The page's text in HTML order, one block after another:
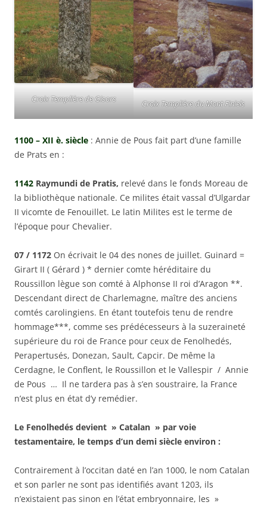
Croix Templière de Gisors Croix Templière du Mont Finiels
1100 – XII è. siècle : Annie de Pous fait part d’une famille
de Prats en :
1142 Raymundi de Pratis, relevé dans le fonds Moreau de
la bibliothèque nationale. Ce milites était vassal d’Ulgardar
II vicomte de Fenouillet. Le latin Milites est le terme de
l’époque pour Chevalier.
07 / 1172 On écrivait le 04 des nones de juillet. Guinard =
Girart II ( Gérard ) * dernier comte héréditaire du
Roussillon lègue son comté à Alphonse II roi d’Aragon **.
Descendant direct de Charlemagne, maître des anciens
comtés carolingiens. En étant toutefois tenu de rendre
hommage***, comme ses prédécesseurs à la suzeraineté
supérieure du roi de France pour ceux de Fenolhedés,
Perapertusés, Donezan, Sault, Capcir. De même la
Cerdagne, le Conflent, le Roussillon et le Vallespir / Annie
de Pous … Il ne tardera pas à s’en soustraire, la France
n’est plus en état d’y remédier.
Le Fenolhedés devient » Catalan » par voie
testamentaire, le temps d’un demi siècle environ :
Contrairement à l’occitan daté en l’an 1000, le nom Catalan
et son parler ne sont pas identifiés avant 1203, ils
n’existaient pas sinon en l’état embryonnaire, les »